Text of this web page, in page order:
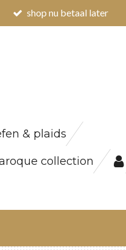
shop nu betaal later
& plaids
collection